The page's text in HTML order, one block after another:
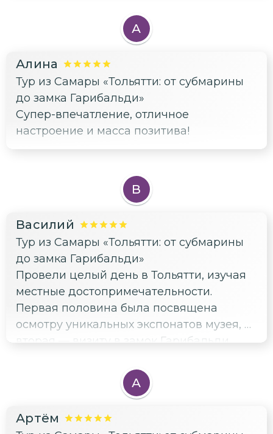
А
Алина
Тур из Самары «Тольятти: от субмарины
до замка Гарибальди»
Супер-впечатление, отличное
настроение и масса позитива!
В
Василий
Тур из Самары «Тольятти: от субмарины
до замка Гарибальди»
Провели целый день в Тольятти, изучая
местные достопримечательности.
Первая половина была посвящена
осмотру уникальных экспонатов музея, а
вторая — визиту в замок Гарибальди.
представлена вся культура и история
региона, что захотелось возвращаться
за увлекательную экскурсию и
А
Артём